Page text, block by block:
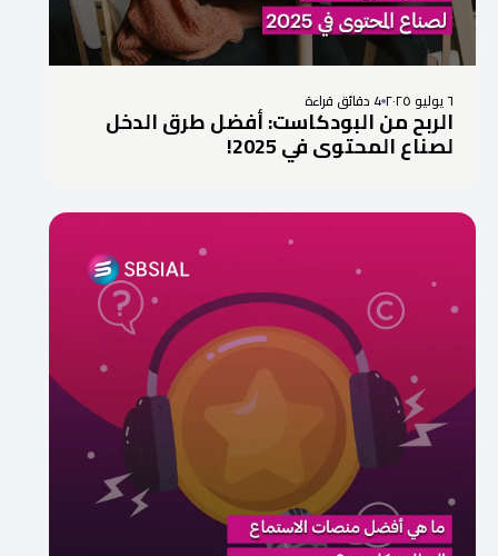
٦ يوليو ٢٠٢٥ 4 دقائق قراءة
الربح من البودكاست: أفضل طرق الدخل
لصناع المحتوى في 2025!